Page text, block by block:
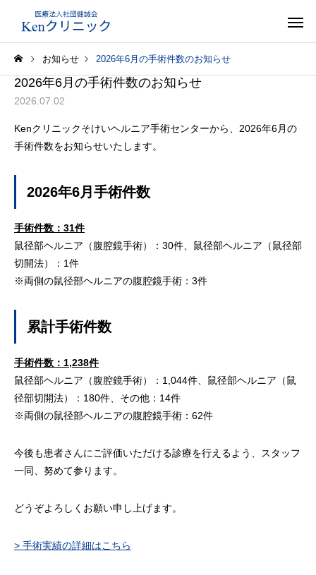
お知らせ 2026年6月の手術件数のお知らせ
2026年6月の手術件数のお知らせ
2026.07.02
Kenクリニックそけいヘルニア手術センターから、2026年6月の
手術件数をお知らせいたします。
2026年6月手術件数
手術件数：31件
鼠径部ヘルニア（腹腔鏡手術）：30件、鼠径部ヘルニア（鼠径部
切開法）：1件
※両側の鼠径部ヘルニアの腹腔鏡手術：3件
累計手術件数
手術件数：1,238件
鼠径部ヘルニア（腹腔鏡手術）：1,044件、鼠径部ヘルニア（鼠
径部切開法）：180件、その他：14件
※両側の鼠径部ヘルニアの腹腔鏡手術：62件
今後も患者さんにご評価いただける診療を行えるよう、スタッフ
一同、努めて参ります。
どうぞよろしくお願い申し上げます。
> 手術実績の詳細はこちら